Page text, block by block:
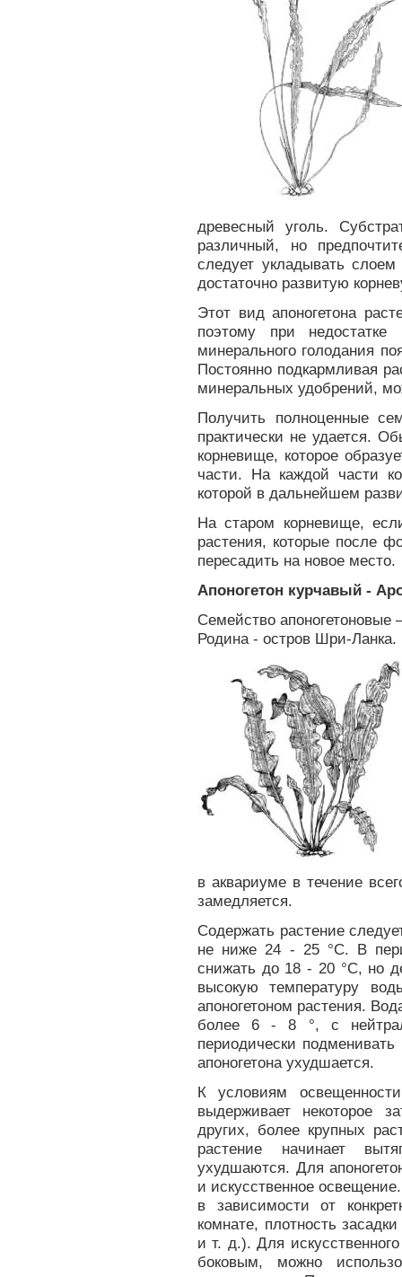
древесный уголь.
различный, но
следует укладывать
достаточно развитую
Этот вид апоногетона
поэтому при
минерального голодания
Постоянно подкармливая
минеральных удобрений,
Получить полноценные
практически не удается.
корневище, которое
части. На каждой части
которой в дальнейшем
На старом корневище,
растения, которые после
пересадить на новое место.
Апоногетон курчавый -
Семейство апоногетоновые
Родина - остров Шри-Ланка.
в аквариуме в течение
замедляется.
Содержать растение
не ниже 24 - 25 °С. В
снижать до 18 - 20 °С, но
высокую температуру
апоногетоном растения.
более 6 - 8 °, с
периодически
апоногетона ухудшается.
К условиям
выдерживает некоторое
других, более крупных
растение начинает
ухудшаются. Для
и искусственное
в зависимости от
комнате, плотность
и т. д.). Для
боковым, можно